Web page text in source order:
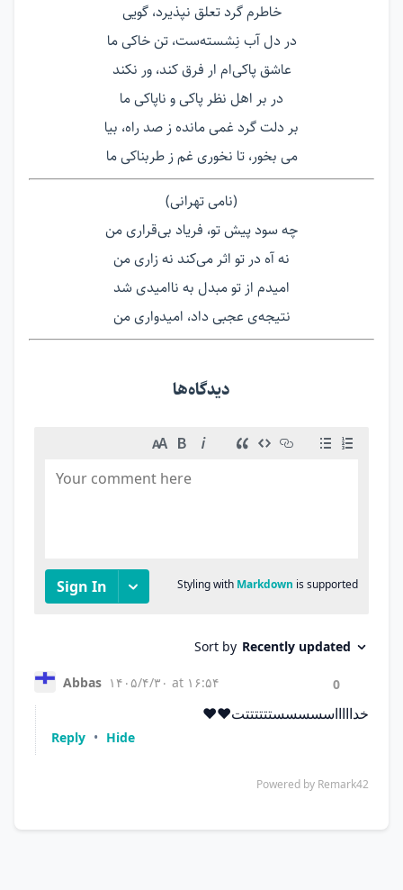
خاطرم گرد تعلق نپذیرد، گویی
در دل آب نِشسته‌ست، تن خاکی ما
عاشق پاکی‌ام ار فرق کند، ور نکند
در بر اهل نظر پاکی و ناپاکی ما
بر دلت گرد غمی مانده ز صد راه، بیا
می بخور، تا نخوری غم ز طربناکی ما
(نامی تهرانی)
چه سود پیش تو، فریاد بی‌قراری من
نه آه در تو اثر می‌کند نه زاری من
امیدم از تو مبدل به ناامیدی شد
نتیجه‌ی عجبی داد، امیدواری من
دیدگاه‌ها